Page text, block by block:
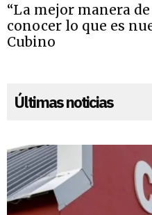
“La mejor manera
conocer lo que es
Cubino
Últimas noticias